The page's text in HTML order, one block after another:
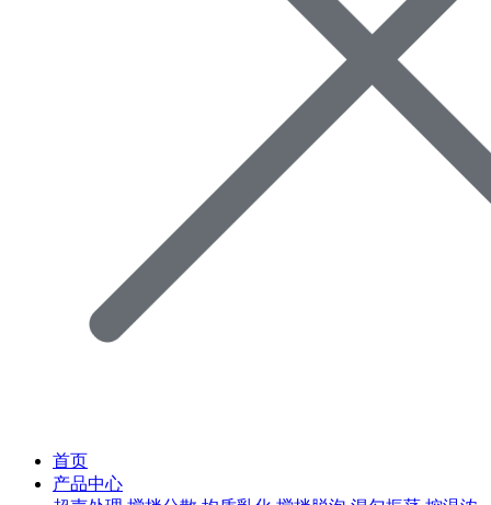
首页
产品中心